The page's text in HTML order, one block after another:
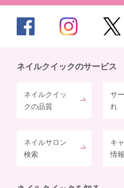
ネイルクイックのサービス
ネイルクイッ
クの品質
サ
れ
ネイルサロン
検索
キ
情報